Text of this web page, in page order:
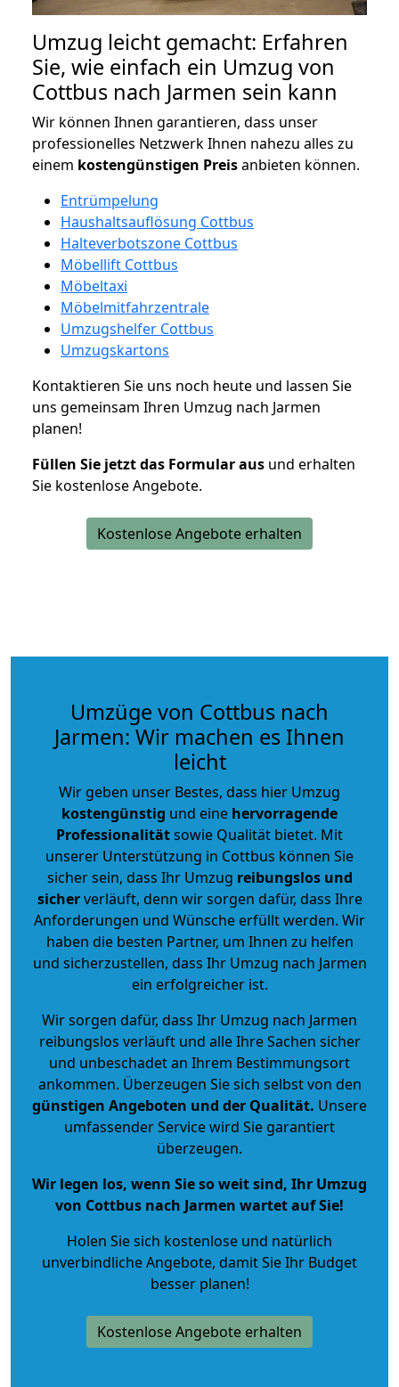
Umzug leicht gemacht: Erfahren
Sie, wie einfach ein Umzug von
Cottbus nach Jarmen sein kann
Wir können Ihnen garantieren, dass unser
professionelles Netzwerk Ihnen nahezu alles zu
einem kostengünstigen Preisanbieten können.
Entrümpelung
Haushaltsauflösung Cottbus
Halteverbotszone Cottbus
Möbellift Cottbus
Möbeltaxi
Möbelmitfahrzentrale
Umzugshelfer Cottbus
Umzugskartons
Kontaktieren Sie uns noch heute und lassen Sie
uns gemeinsam Ihren Umzug nach Jarmen
planen!
Füllen Sie jetzt das Formular aus und erhalten
Sie kostenlose Angebote.
Kostenlose Angebote erhalten
Umzüge von Cottbus nach
Jarmen: Wir machen es Ihnen
leicht
Wir geben unser Bestes, dass hier Umzug
kostengünstig und eine hervorragende
Professionalitätsowie Qualität bietet. Mit
unserer Unterstützung in Cottbus können Sie
sicher sein, dass Ihr Umzug reibungslos und
sicherverläuft, denn wir sorgen dafür, dass Ihre
Anforderungen und Wünsche erfüllt werden. Wir
haben die besten Partner, um Ihnen zu helfen
und sicherzustellen, dass Ihr Umzug nach Jarmen
ein erfolgreicher ist.
Wir sorgen dafür, dass Ihr Umzug nach Jarmen
reibungslos verläuft und alle Ihre Sachen sicher
und unbeschadet an Ihrem Bestimmungsort
ankommen. Überzeugen Sie sich selbst von den
günstigen Angeboten und der Qualität. Unsere
umfassender Service wird Sie garantiert
überzeugen.
Wir legen los, wenn Sie so weit sind, Ihr Umzug
von Cottbus nach Jarmen wartet auf Sie!
Holen Sie sich kostenlose und natürlich
unverbindliche Angebote, damit Sie Ihr Budget
besser planen!
Kostenlose Angebote erhalten